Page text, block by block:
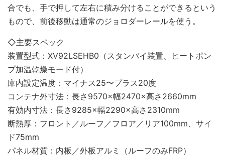
合でも、手で押して左右に積み分けることができるという
もので、前後移動は通常のジョロダーレールを使う。
◇主要スペック
装置型式：XV92LSEHB0（スタンバイ装置、ヒートポン
プ加温乾燥モード付）
庫内設定温度：マイナス25〜プラス20度
コンテナ外寸法：長さ9570×幅2470×高さ2660mm
有効内寸法：長さ9285×幅2290×高さ2310mm
断熱厚：フロント／ルーフ／フロア／リア100mm、サイ
ド75mm
パネル材質：内板／外板アルミ（ルーフのみFRP）